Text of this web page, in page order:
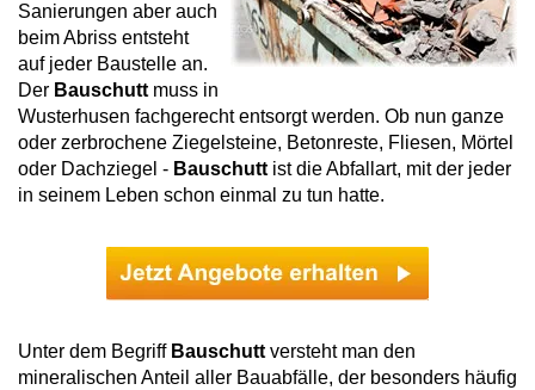
Sanierungen aber auch
beim Abriss entsteht
auf jeder Baustelle an.
Der Bauschutt muss in
Wusterhusen fachgerecht entsorgt werden. Ob nun ganze
oder zerbrochene Ziegelsteine, Betonreste, Fliesen, Mörtel
oder Dachziegel - Bauschutt ist die Abfallart, mit der jeder
in seinem Leben schon einmal zu tun hatte.
Unter dem Begriff Bauschutt versteht man den
mineralischen Anteil aller Bauabfälle, der besonders häufig